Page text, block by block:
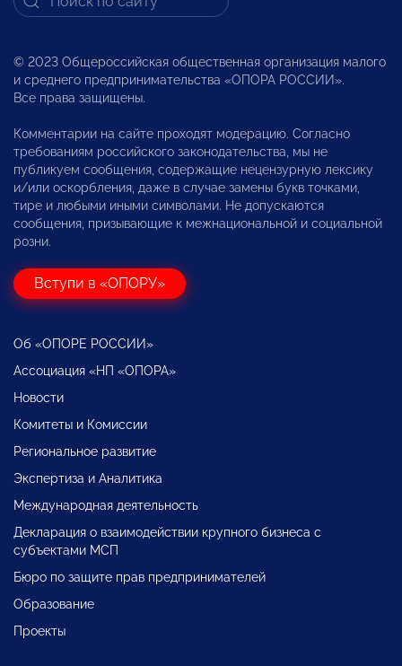
© 2023 Общероссийская общественная организация малого
и среднего предпринимательства «ОПОРА РОССИИ».
Все права защищены.
Комментарии на сайте проходят модерацию. Согласно
требованиям российского законодательства, мы не
публикуем сообщения, содержащие нецензурную лексику
и/или оскорбления, даже в случае замены букв точками,
тире и любыми иными символами. Не допускаются
сообщения, призывающие к межнациональной и социальной
розни.
Вступи в «ОПОРУ»
Об «ОПОРЕ РОССИИ»
Ассоциация «НП «ОПОРА»
Новости
Комитеты и Комиссии
Региональное развитие
Экспертиза и Аналитика
Международная деятельность
Декларация о взаимодействии крупного бизнеса с
субъектами МСП
Бюро по защите прав предпринимателей
Образование
Проекты